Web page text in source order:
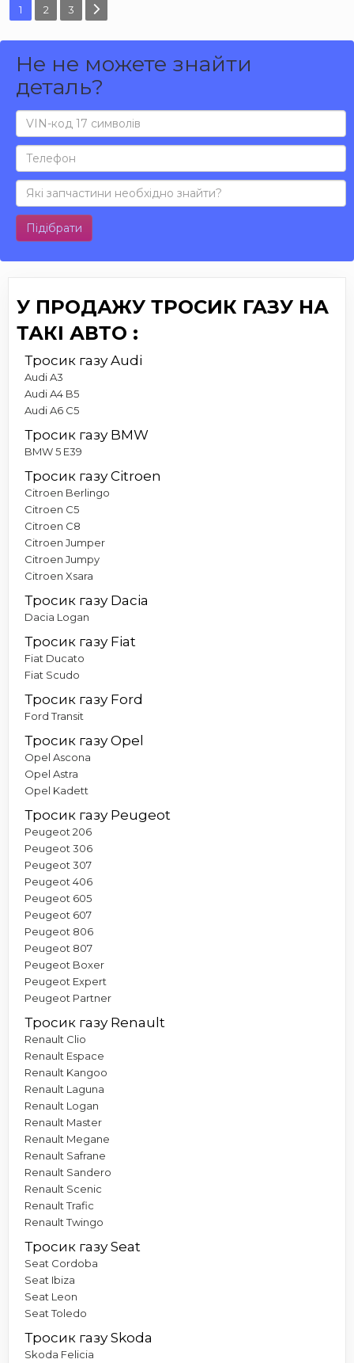
1 2 3
Не не можете знайти
деталь?
Підібрати
У ПРОДАЖУ ТРОСИК ГАЗУ НА
ТАКІ АВТО :
Тросик газу Audi
Audi A3
Audi A4 B5
Audi A6 C5
Тросик газу BMW
BMW 5 E39
Тросик газу Citroen
Citroen Berlingo
Citroen C5
Citroen C8
Citroen Jumper
Citroen Jumpy
Citroen Xsara
Тросик газу Dacia
Dacia Logan
Тросик газу Fiat
Fiat Ducato
Fiat Scudo
Тросик газу Ford
Ford Transit
Тросик газу Opel
Opel Ascona
Opel Astra
Opel Kadett
Тросик газу Peugeot
Peugeot 206
Peugeot 306
Peugeot 307
Peugeot 406
Peugeot 605
Peugeot 607
Peugeot 806
Peugeot 807
Peugeot Boxer
Peugeot Expert
Peugeot Partner
Тросик газу Renault
Renault Clio
Renault Espace
Renault Kangoo
Renault Laguna
Renault Logan
Renault Master
Renault Megane
Renault Safrane
Renault Sandero
Renault Scenic
Renault Trafic
Renault Twingo
Тросик газу Seat
Seat Cordoba
Seat Ibiza
Seat Leon
Seat Toledo
Тросик газу Skoda
Skoda Felicia